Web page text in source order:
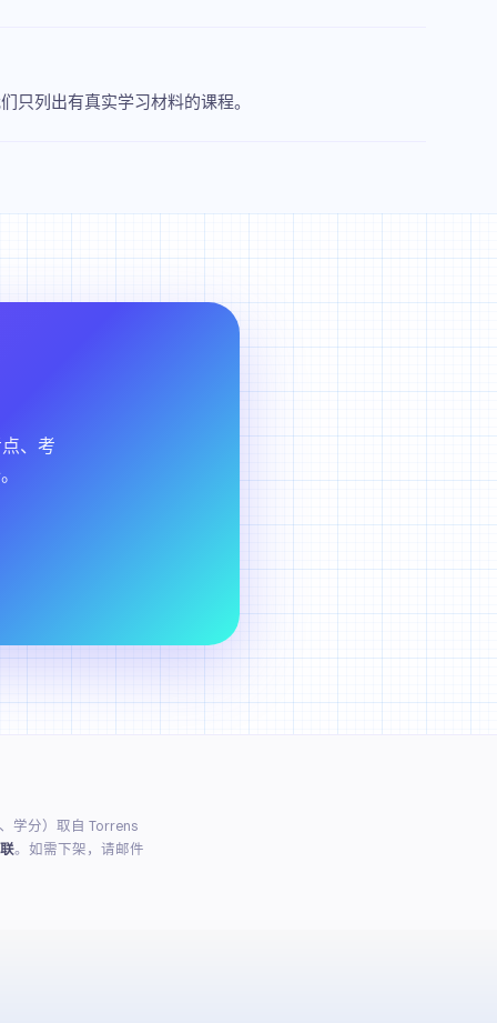
列出有真实学习材料的课程。
、考
学分）取自 Torrens
。如需下架，请邮件